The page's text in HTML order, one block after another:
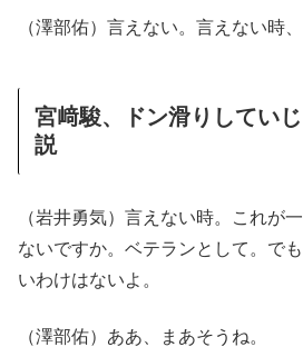
（澤部佑）言えない。言えない時、
宮﨑駿、ドン滑りしてい
説
（岩井勇気）言えない時。これが
ないですか。ベテランとして。で
いわけはないよ。
（澤部佑）ああ、まあそうね。